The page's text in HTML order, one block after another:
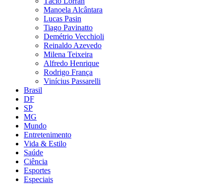
Manoela Alcântara
Lucas Pasin
Tiago Pavinatto
Demétrio Vecchioli
Reinaldo Azevedo
Milena Teixeira
Alfredo Henrique
Rodrigo França
Vinícius Passarelli
Brasil
DF
SP
MG
Mundo
Entretenimento
Vida & Estilo
Saúde
Ciência
Esportes
Especiais